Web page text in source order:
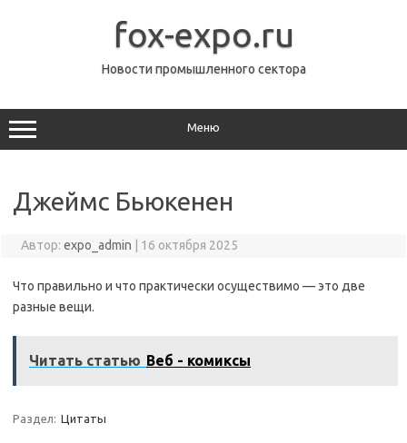
fox-expo.ru
Новости промышленного сектора
Меню
Джеймс Бьюкенен
Автор: expo_admin 16 октября 2025
Что правильно и что практически осуществимо — это две
разные вещи.
Читать статью Веб - комиксы
Раздел: Цитаты